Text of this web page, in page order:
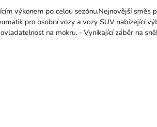
výkonem po celou sezónu.Nejnovější
pro osobní vozy a vozy SUV nabízející
na mokru. - Vynikající záběr na